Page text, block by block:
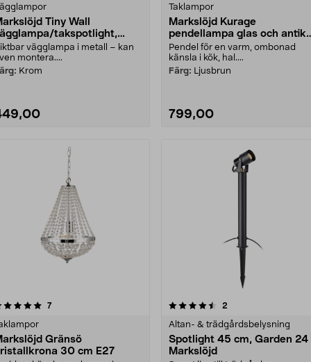
Tiny Wall
takspotlight,
vägglampa i metall – kan
montera....
Krom
Taklampor
Markslöjd Kurage
pendellampa glas och antik
mässing-stil
Pendel för en varm, ombonad
känsla i kök, hal....
Färg: Ljusbrun
799,00
7recensioner
Gränsö
30 cm E27
4.5 av 5 stjärnor 2
Altan- & trädgårdsbelysning
Spotlight 45 cm, Garden 24
Markslöjd
5.0 av 5 stjärnor